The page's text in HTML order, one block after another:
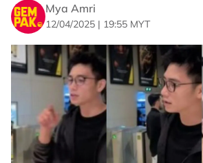
Mya Amri
12/04/2025 | 19:55 MYT